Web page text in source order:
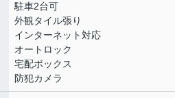
駐車2台可
外観タイル張り
インターネット対応
オートロック
宅配ボックス
防犯カメラ